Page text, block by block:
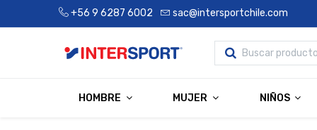
+56 9 6287 6002 sac@intersportchile.com
HOMBRE MUJER NIÑOS